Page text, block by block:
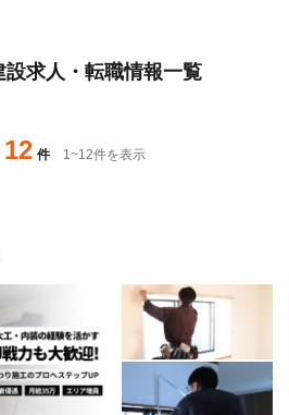
設求人・転職情報一覧
12 件 1~12件を表示